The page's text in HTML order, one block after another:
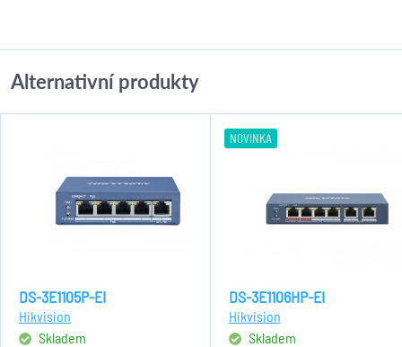
Alternativní produkty
DS-3E1105P-EI
Hikvision
Skladem
NOVINKA
DS-3E1106HP-EI
Hikvision
Skladem